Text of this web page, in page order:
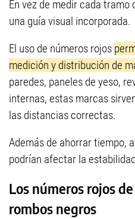
En vez de medir cada
una guía visual incorporada.
El uso de números rojos
medición y distribución de
paredes, paneles de yeso,
internas, estas marcas
las distancias correctas.
Además de ahorrar tiempo,
podrían afectar la
Los números rojos
rombos negros